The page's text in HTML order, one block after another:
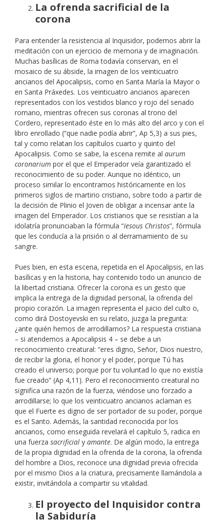
La ofrenda sacrificial de la
corona
Para entender la resistencia al Inquisidor, podemos abrir la
meditación con un ejercicio de memoria y de imaginación.
Muchas basílicas de Roma todavía conservan, en el
mosaico de su ábside, la imagen de los veinticuatro
ancianos del Apocalipsis, como en Santa María la Mayor o
en Santa Práxedes. Los veinticuatro ancianos aparecen
representados con los vestidos blanco y rojo del senado
romano, mientras ofrecen sus coronas al trono del
Cordero, representado éste en lo más alto del arco y con el
libro enrollado (“que nadie podía abrir”, Ap 5,3) a sus pies,
tal y como relatan los capítulos cuarto y quinto del
Apocalipsis. Como se sabe, la escena remite al aurum
coronarium por el que el Emperador veía garantizado el
reconocimiento de su poder. Aunque no idéntico, un
proceso similar lo encontramos históricamente en los
primeros siglos de martirio cristiano, sobre todo a partir de
la decisión de Plinio el Joven de obligar a incensar ante la
imagen del Emperador. Los cristianos que se resistían a la
idolatría pronunciaban la fórmula “Iesous Christos”, fórmula
que les conducía a la prisión o al derramamiento de su
sangre.
Pues bien, en esta escena, repetida en el Apocalipsis, en las
basílicas y en la historia, hay contenido todo un anuncio de
la libertad cristiana. Ofrecer la corona es un gesto que
implica la entrega de la dignidad personal, la ofrenda del
propio corazón. La imagen representa el juicio del culto o,
como dirá Dostoyevski en su relato, juzga la pregunta:
¿ante quién hemos de arrodillarnos? La respuesta cristiana
– si atendemos a Apocalipsis 4 – se debe a un
reconocimiento creatural: “eres digno, Señor, Dios nuestro,
de recibir la gloria, el honor y el poder, porque Tú has
creado el universo; porque por tu voluntad lo que no existía
fue creado” (Ap 4,11). Pero el reconocimiento creatural no
significa una razón de la fuerza, viéndose uno forzado a
arrodillarse; lo que los veinticuatro ancianos aclaman es
que el Fuerte es digno de ser portador de su poder, porque
es el Santo. Además, la santidad reconocida por los
ancianos, como enseguida revelará el capítulo 5, radica en
una fuerza sacrificial y amante. De algún modo, la entrega
de la propia dignidad en la ofrenda de la corona, la ofrenda
del hombre a Dios, reconoce una dignidad previa ofrecida
por el mismo Dios a la criatura, precisamente llamándola a
existir, invitándola a compartir su vitalidad.
El proyecto del Inquisidor contra
la Sabiduría